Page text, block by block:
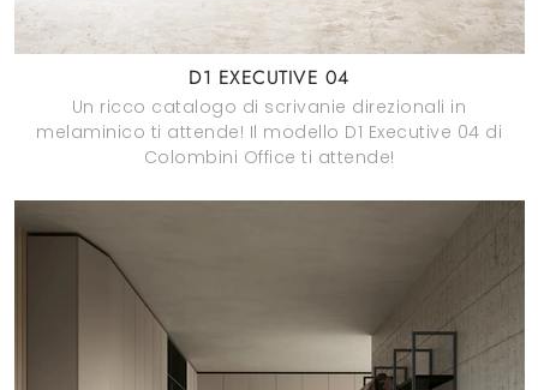
D1 EXECUTIVE 04
Un ricco catalogo di scrivanie direzionali in
melaminico ti attende! Il modello D1 Executive 04 di
Colombini Office ti attende!